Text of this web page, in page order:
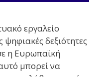
εργαλείο
ψηφιακές δεξιότητες
η Ευρωπαϊκή
μπορεί να